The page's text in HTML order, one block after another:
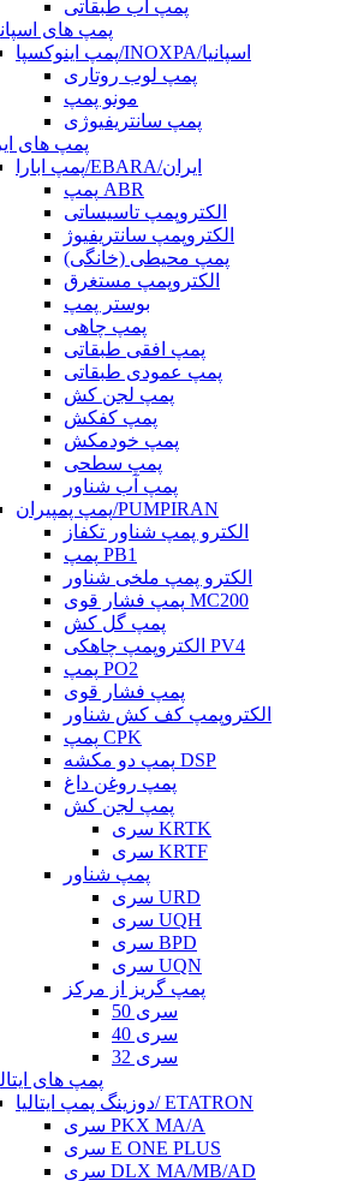
پمپ آب طبقاتی
پمپ های
پمپ اینوکسپا/INOXPA/اسپانیا
پمپ لوب روتاری
مونو پمپ
پمپ سانتریفیوژی
پمپ های
پمپ ابارا/EBARA/ایران
پمپ ABR
الکتروپمپ تاسیساتی
الکتروپمپ سانتریفیوژ
پمپ محیطی (خانگی)
الکتروپمپ مستغرق
بوستر پمپ
پمپ چاهی
پمپ افقی طبقاتی
پمپ عمودی طبقاتی
پمپ لجن کش
پمپ کفکش
پمپ خودمکش
پمپ سطحی
پمپ آب شناور
پمپ پمپیران/PUMPIRAN
الکترو پمپ شناور تکفاز
پمپ PB1
الکترو پمپ ملخی شناور
پمپ فشار قوی MC200
پمپ گل کش
الکتروپمپ چاهکی PV4
پمپ PO2
پمپ فشار قوی
الکتروپمپ کف کش شناور
پمپ CPK
پمپ دو مکشه DSP
پمپ روغن داغ
پمپ لجن کش
سری KRTK
سری KRTF
پمپ شناور
سری URD
سری UQH
سری BPD
سری UQN
پمپ گریز از مرکز
سری 50
سری 40
سری 32
پمپ های
دوزینگ پمپ ایتالیا/ ETATRON
سری PKX MA/A
سری E ONE PLUS
سری DLX MA/MB/AD